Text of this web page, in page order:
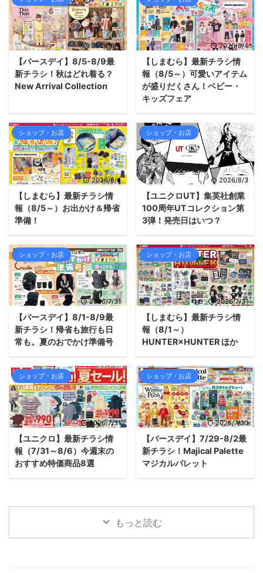
2026/8/4
【バースデイ】8/5-8/9最
新チラシ！秋はどれ着る？
New Arrival Collection
2026/8/4
【しまむら】最新チラシ情
報（8/5～）可愛いアイテム
が盛りだくさん！ベビー・
キッズフェア
ショップ・お店
2026/8/4
【しまむら】最新チラシ情
報（8/5～）お出かけ＆帰省
準備！
ショップ・お店
2026/8/3
【ユニクロUT】集英社創業
100周年UTコレクション第
3弾！発売日はいつ？
ショップ・お店
2026/7/31
【バースデイ】8/1-8/9最
新チラシ！帰省も旅行も日
常も。夏のおでかけ準備号
ショップ・お店
2026/7/31
【しまむら】最新チラシ情
報（8/1～）
HUNTER×HUNTER ほか
ショップ・お店
2026/7/31
【ユニクロ】最新チラシ情
報（7/31～8/6）今週末の
おすすめ特価商品8選
ショップ・お店
2026/7/30
【バースデイ】7/29-8/2最
新チラシ！Majical Palette
マジカルパレット
もっと読む